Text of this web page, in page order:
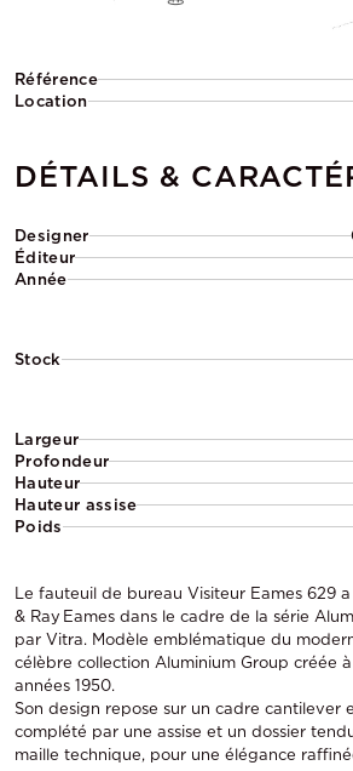
Référence
Location
DÉTAILS &
Designer
Éditeur
Année
Stock
Largeur
Profondeur
Hauteur
Hauteur assise
Poids
Le fauteuil de bureau Visiteur Eames 629
& Ray Eames dans le cadre de la série
par Vitra. Modèle emblématique du
célèbre collection Aluminium Group créée
années 1950.
Son design repose sur un cadre cantilever
complété par une assise et un dossier
maille technique, pour une élégance